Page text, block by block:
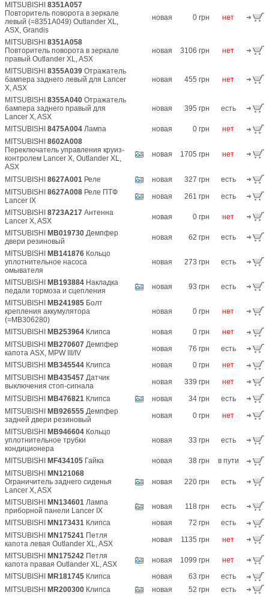
MITSUBISHI 8351A057
Повторитель поворота в зеркале
левый (=8351A049) Outlander XL,
ASX, Grandis
новая 0 грн нет
MITSUBISHI 8351A058
Повторитель поворота в зеркале
правый Outlander XL, ASX
новая 3106 грн нет
MITSUBISHI 8355A039 Отражатель
бампера заднего левый для Lancer
X, ASX
новая 455 грн нет
MITSUBISHI 8355A040 Отражатель
бампера заднего правый для
Lancer X, ASX
новая 395 грн есть
MITSUBISHI 8475A004 Лампа новая 0 грн
нет
MITSUBISHI 8602A008
Переключатель управления круиз-
контролем Lancer X, Outlander XL,
ASX
новая 1705 грн нет
MITSUBISHI 8627A001 Реле новая 327 грн
есть
MITSUBISHI 8627A008 Реле ПТФ
Lancer IX
новая 261 грн
есть
MITSUBISHI 8723A217 Антенна
Lancer X, ASX
новая 0 грн
нет
MITSUBISHI
MB019730 Демпфер
двери резиновый
новая 62 грн
есть
MITSUBISHI
MB141876 Кольцо
уплотнительное насоса
омывателя
новая 273 грн есть
MITSUBISHI MB193884 Накладка
педали тормоза и сцепления
новая 93 грн
есть
MITSUBISHI
MB241985 Болт
крепления аккумулятора
(=MB306280)
новая 0 грн нет
MITSUBISHI MB253964 Клипса новая 0 грн
нет
MITSUBISHI
MB270607 Демпфер
капота ASX, MPW III/IV
новая 76 грн
есть
MITSUBISHI
MB345544 Клипса новая 0 грн
нет
MITSUBISHI
MB435457 Датчик
выключения стоп-сигнала
новая 339 грн
нет
MITSUBISHI
MB476821 Клипса новая 34 грн
есть
MITSUBISHI
MB926555 Демпфер
задней двери резиновый
новая 0 грн
нет
MITSUBISHI
MB946604 Кольцо
уплотнительное трубки
кондиционера
новая 33 грн есть
MITSUBISHI MF434105 Гайка новая 38 грн
в пути
MITSUBISHI
MN121068
Ограничитель заднего сиденья
Lancer X, ASX
новая 220 грн есть
MITSUBISHI MN134601 Лампа
приборной панели Lancer IX
новая 118 грн
есть
MITSUBISHI
MN173431 Клипса новая 72 грн
есть
MITSUBISHI
MN175241 Петля
капота левая Outlander XL, ASX
новая 1135 грн
нет
MITSUBISHI
MN175242 Петля
капота правая Outlander XL, ASX
новая 1099 грн
нет
MITSUBISHI
MR181745 Клипса новая 63 грн
есть
MITSUBISHI
MR200300 Клипса новая 52 грн
есть